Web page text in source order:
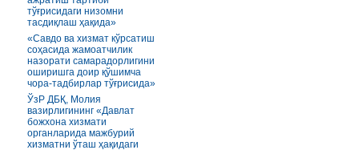
тўғрисидаги низомни
тасдиқлаш ҳақида»
«Савдо ва хизмат кўрсатиш
соҳасида жамоатчилик
назорати самарадорлигини
оширишга доир қўшимча
чора-тадбирлар тўғрисида»
ЎзР ДБҚ, Молия
вазирлигининг «Давлат
божхона хизмати
органларида мажбурий
хизматни ўташ ҳақидаги